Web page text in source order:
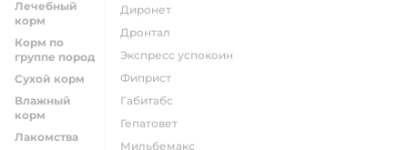
Лечебный
корм
Корм по
группе пород
Сухой корм
Влажный
корм
Лакомства
диронет
дронтал
экспресс успокоин
фиприст
габитабс
гепатовет
мильбемакс